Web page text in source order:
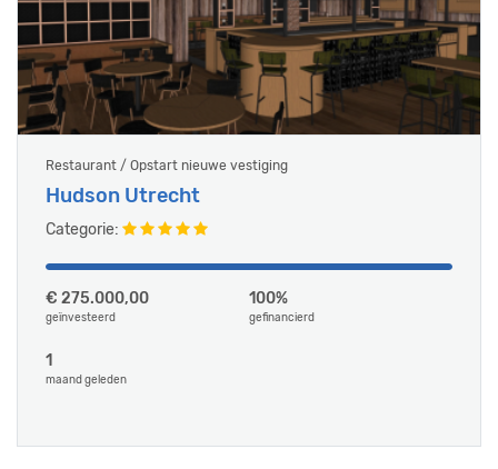
Restaurant / Opstart nieuwe vestiging
Hudson Utrecht
Categorie:
€ 275.000,00
geïnvesteerd
100%
gefinancierd
1
maand geleden